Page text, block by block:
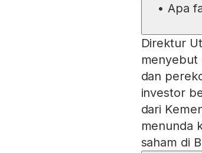
• Apa
Direktur
menyebut
dan
investor
dari
menunda
saham di